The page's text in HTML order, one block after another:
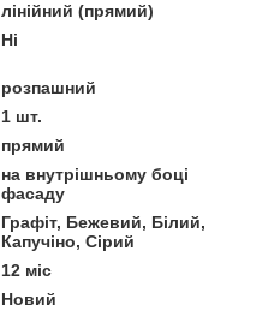
лінійний (прямий)
Ні
розпашний
1 шт.
прямий
на внутрішньому боці
фасаду
Графіт, Бежевий, Білий,
Капучіно, Сірий
12 міс
Новий